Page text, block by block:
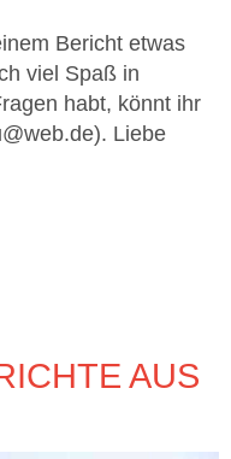
Bericht etwas
viel Spaß in
habt, könnt ihr
Liebe
AUS